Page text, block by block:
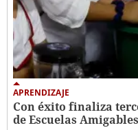
APRENDIZAJE
Con éxito finaliza
de Escuelas Amigables